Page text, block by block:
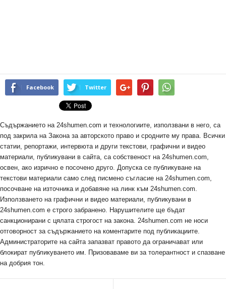
Facebook Twitter
Съдържанието на 24shumen.com и технологиите, използвани в него, са
под закрила на Закона за авторското право и сродните му права. Всички
статии, репортажи, интервюта и други текстови, графични и видео
материали, публикувани в сайта, са собственост на 24shumen.com,
освен, ако изрично е посочено друго. Допуска се публикуване на
текстови материали само след писмено съгласие на 24shumen.com,
посочване на източника и добавяне на линк към 24shumen.com.
Използването на графични и видео материали, публикувани в
24shumen.com е строго забранено. Нарушителите ще бъдат
санкционирани с цялата строгост на закона. 24shumen.com не носи
отговорност за съдържанието на коментарите под публикациите.
Администраторите на сайта запазват правото да ограничават или
блокират публикуването им. Призоваваме ви за толерантност и спазване
на добрия тон.